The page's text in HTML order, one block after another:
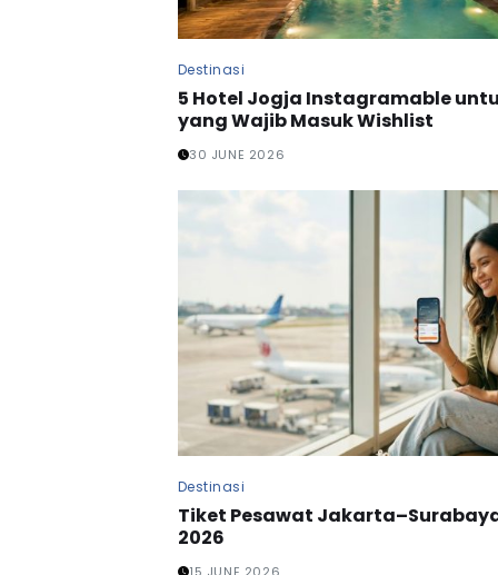
Destinasi
5 Hotel Jogja Instagramable
yang Wajib Masuk Wishlist
30 JUNE 2026
Destinasi
Tiket Pesawat
2026